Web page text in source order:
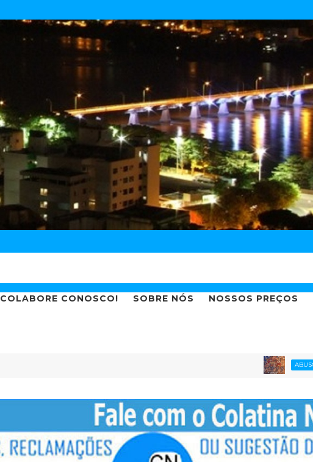
COLABORE CONOSCO! SOBRE NÓS NOSSOS PREÇOS
ABUSO DE PODER